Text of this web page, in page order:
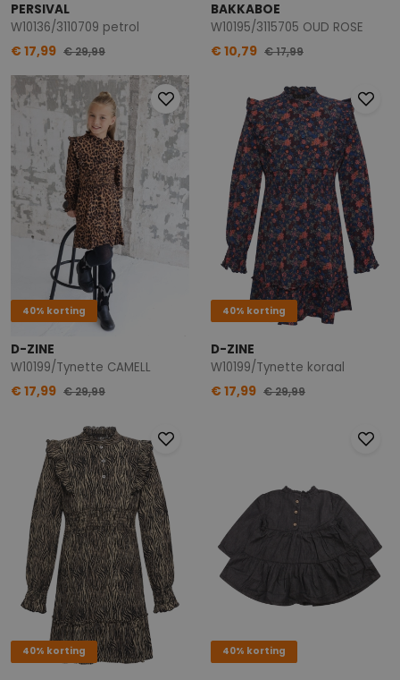
PERSIVAL
W10136/3110709 petrol
€ 17,99 € 29,99
BAKKABOE
W10195/3115705 OUD ROSE
€ 10,79 € 17,99
40% korting
D-ZINE
W10199/Tynette CAMELL
€ 17,99 € 29,99
40% korting
D-ZINE
W10199/Tynette koraal
€ 17,99 € 29,99
40% korting 40% korting